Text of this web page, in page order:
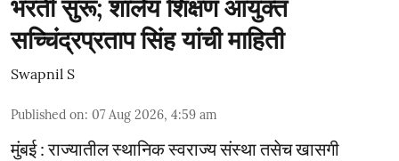
भरती सुरू; शालेय शिक्षण आयुक्त
सच्चिंद्रप्रताप सिंह यांची माहिती
Swapnil S
Published on: 07 Aug 2026, 4:59 am
मुंबई : राज्यातील स्थानिक स्वराज्य संस्था तसेच खासगी